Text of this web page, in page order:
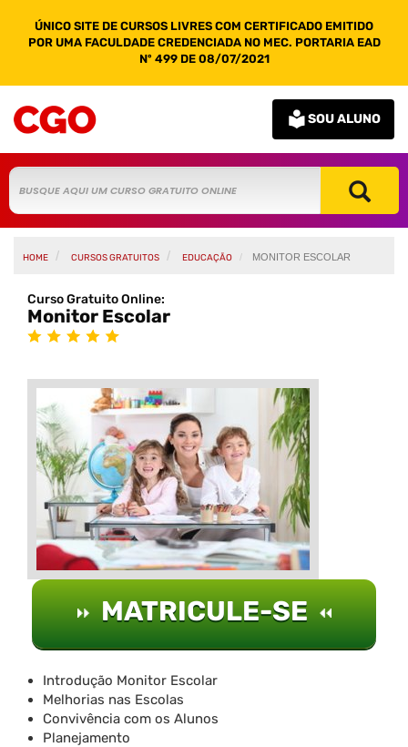
ÚNICO SITE DE CURSOS LIVRES COM CERTIFICADO EMITIDO
POR UMA FACULDADE CREDENCIADA NO MEC. PORTARIA EAD
Nº 499 DE 08/07/2021
SOU ALUNO
HOME CURSOS GRATUITOS EDUCAÇÃO MONITOR ESCOLAR
Curso Gratuito Online:
Monitor Escolar
MATRICULE-SE
Introdução Monitor Escolar
Melhorias nas Escolas
Convivência com os Alunos
Planejamento